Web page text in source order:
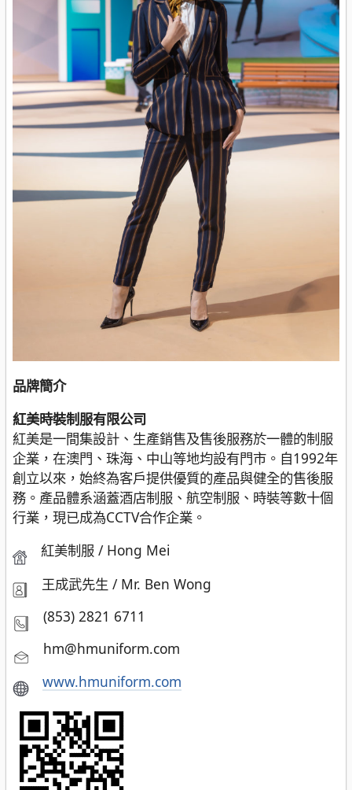
品牌簡介
紅美時裝制服有限公司
紅美是一間集設計、生產銷售及售後服務於一體的制服
企業，在澳門、珠海、中山等地均設有門市。自1992年
創立以來，始終為客戶提供優質的產品與健全的售後服
務。產品體系涵蓋酒店制服、航空制服、時裝等數十個
行業，現已成為CCTV合作企業。
紅美制服 / Hong Mei
王成武先生 / Mr. Ben Wong
(853) 2821 6711
hm@hmuniform.com
www.hmuniform.com